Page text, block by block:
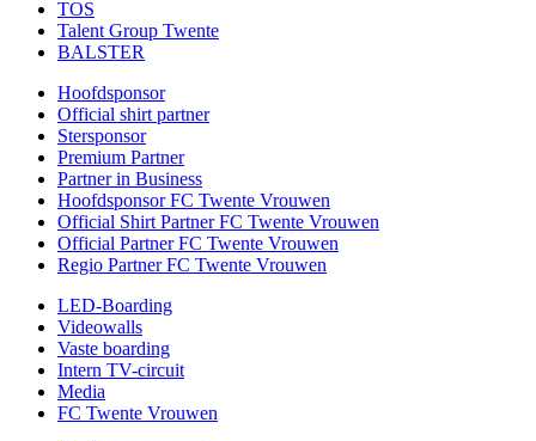
TOS
Talent Group Twente
BALSTER
Hoofdsponsor
Official shirt partner
Stersponsor
Premium Partner
Partner in Business
Hoofdsponsor FC Twente Vrouwen
Official Shirt Partner FC Twente Vrouwen
Official Partner FC Twente Vrouwen
Regio Partner FC Twente Vrouwen
LED-Boarding
Videowalls
Vaste boarding
Intern TV-circuit
Media
FC Twente Vrouwen